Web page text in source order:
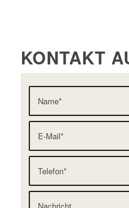
KONTAKT